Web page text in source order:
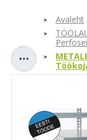
Avaleht